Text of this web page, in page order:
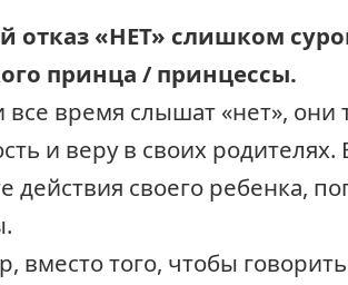
отказ «НЕТ» слишком
принца / принцессы.
все время слышат «нет», они
и веру в своих родителях.
действия своего ребенка,
вместо того, чтобы